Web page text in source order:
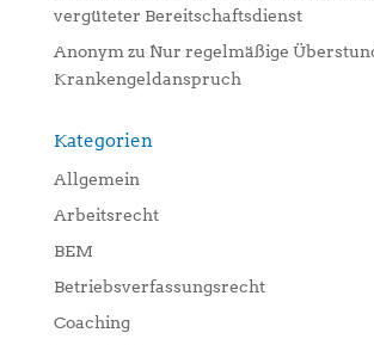
vergüteter Bereitschaftsdienst
Anonymzu Nur regelmäßige
Krankengeldanspruch
Kategorien
Allgemein
Arbeitsrecht
BEM
Betriebsverfassungsrecht
Coaching